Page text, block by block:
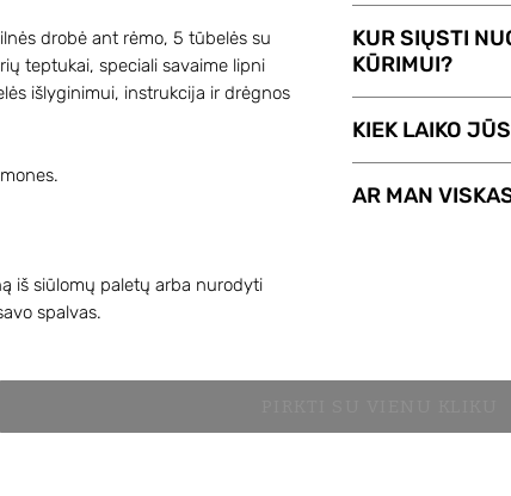
drobė ant rėmo, 5 tūbelės su
teptukai, speciali savaime lipni
išlyginimui, instrukcija ir drėgnos
iš siūlomų paletų arba nurodyti
spalvas.
Galite atsiųsti
pasirinksim
nuotraukų,
į vieną. Paslauga
KUR SIŲSTI
KŪRIMUI?
užsakymo
pageidavimus.
KIEK LAIKO
Po jo suderinimo,
AR MAN